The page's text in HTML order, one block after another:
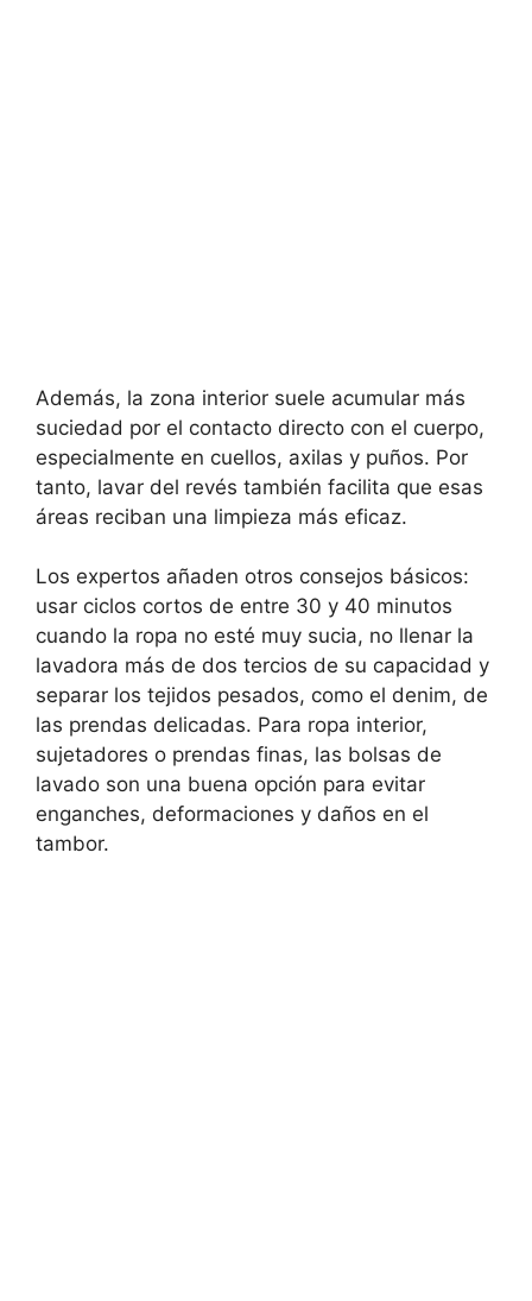
Además, la zona interior suele acumular más
suciedad por el contacto directo con el cuerpo,
especialmente en cuellos, axilas y puños. Por
tanto, lavar del revés también facilita que esas
áreas reciban una limpieza más eficaz.
Los expertos añaden otros consejos básicos:
usar ciclos cortos de entre 30 y 40 minutos
cuando la ropa no esté muy sucia, no llenar la
lavadora más de dos tercios de su capacidad y
separar los tejidos pesados, como el denim, de
las prendas delicadas. Para ropa interior,
sujetadores o prendas finas, las bolsas de
lavado son una buena opción para evitar
enganches, deformaciones y daños en el
tambor.